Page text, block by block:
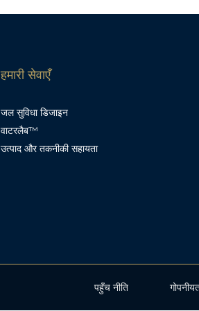
हमारी सेवाएँ
जल सुविधा डिजाइन
वाटरलैब™
उत्पाद और तकनीकी सहायता
पहुँच नीति